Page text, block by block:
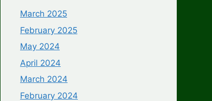
March 2025
February 2025
May 2024
April 2024
March 2024
February 2024